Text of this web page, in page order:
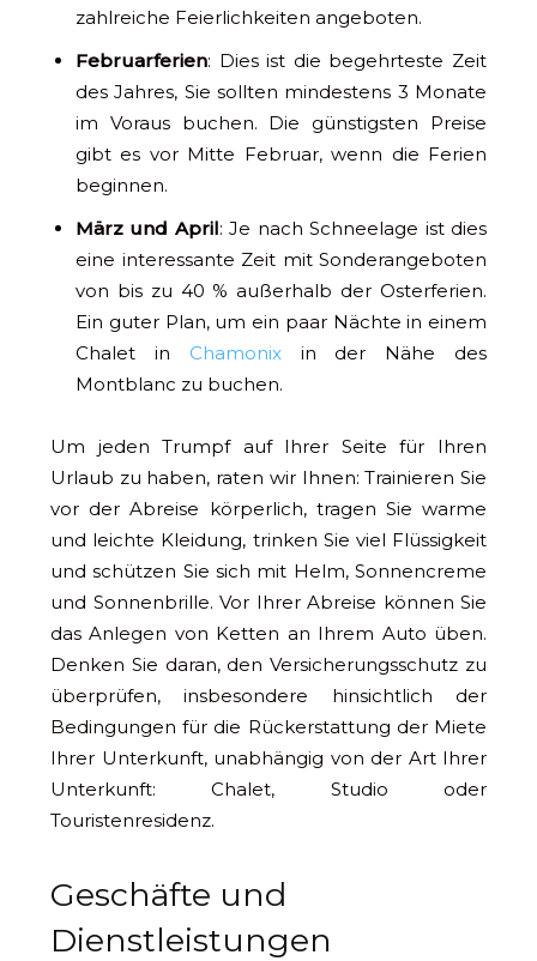
zahlreiche Feierlichkeiten angeboten.
Februarferien: Dies ist die begehrteste Zeit
des Jahres, Sie sollten mindestens 3 Monate
im Voraus buchen. Die günstigsten Preise
gibt es vor Mitte Februar, wenn die Ferien
beginnen.
März und April: Je nach Schneelage ist dies
eine interessante Zeit mit Sonderangeboten
von bis zu 40 % außerhalb der Osterferien.
Ein guter Plan, um ein paar Nächte in einem
Chalet in Chamonixin der Nähe des
Montblanc zu buchen.
Um jeden Trumpf auf Ihrer Seite für Ihren
Urlaub zu haben, raten wir Ihnen: Trainieren Sie
vor der Abreise körperlich, tragen Sie warme
und leichte Kleidung, trinken Sie viel Flüssigkeit
und schützen Sie sich mit Helm, Sonnencreme
und Sonnenbrille. Vor Ihrer Abreise können Sie
das Anlegen von Ketten an Ihrem Auto üben.
Denken Sie daran, den Versicherungsschutz zu
überprüfen, insbesondere hinsichtlich der
Bedingungen für die Rückerstattung der Miete
Ihrer Unterkunft, unabhängig von der Art Ihrer
Unterkunft: Chalet, Studio oder
Touristenresidenz.
Geschäfte und
Dienstleistungen